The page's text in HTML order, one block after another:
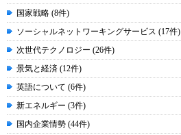
国家戦略 (8件)
ソーシャルネットワーキングサービス (17件)
次世代テクノロジー (26件)
景気と経済 (12件)
英語について (6件)
新エネルギー (3件)
国内企業情勢 (44件)